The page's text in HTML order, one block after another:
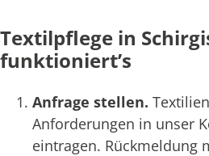
Textilpflege in
funktioniert’s
Anfrage stellen.
Anforderungen in unser
eintragen. Rückmeldung